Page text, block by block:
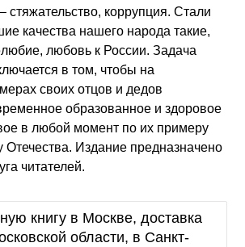
стяжательство, коррупция. Стали
качества нашего народа такие,
любовь к России. Задача
в том, чтобы на
своих отцов и дедов
образованное и здоровое
в любой момент по их примеру
Отечества. Издание предназначено
читателей.
книгу в Москве, доставка
области, в Санкт-